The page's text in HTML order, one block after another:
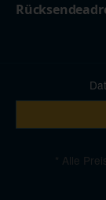
* Alle